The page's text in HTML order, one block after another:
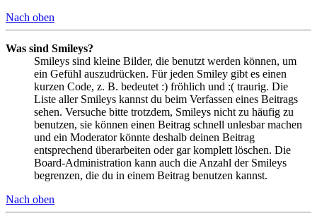
Nach oben
Was sind Smileys?
Smileys sind kleine Bilder, die benutzt werden können, um
ein Gefühl auszudrücken. Für jeden Smiley gibt es einen
kurzen Code, z. B. bedeutet :) fröhlich und :( traurig. Die
Liste aller Smileys kannst du beim Verfassen eines Beitrags
sehen. Versuche bitte trotzdem, Smileys nicht zu häufig zu
benutzen, sie können einen Beitrag schnell unlesbar machen
und ein Moderator könnte deshalb deinen Beitrag
entsprechend überarbeiten oder gar komplett löschen. Die
Board-Administration kann auch die Anzahl der Smileys
begrenzen, die du in einem Beitrag benutzen kannst.
Nach oben